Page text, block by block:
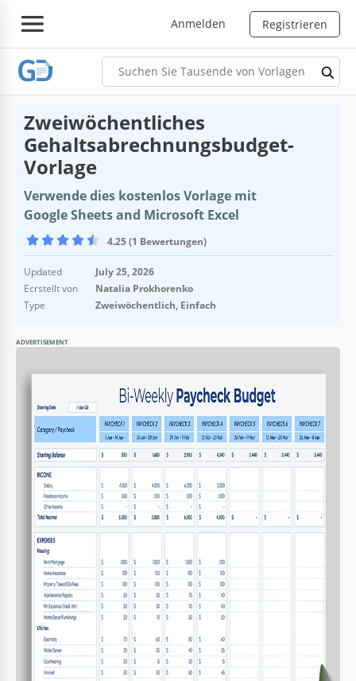
Anmelden Registrieren
Zweiwöchentliches
Gehaltsabrechnungsbudget-
Vorlage
Verwende dies kostenlos Vorlage mit
Google Sheets and Microsoft Excel
4.25 (1 Bewertungen)
Updated
July 25, 2026
Ecrstellt von
Natalia Prokhorenko
Type
Zweiwöchentlich, Einfach
ADVERTISEMENT